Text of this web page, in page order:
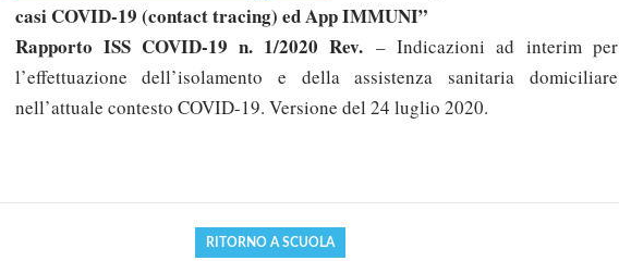
casi COVID-19 (contact tracing) ed App IMMUNI”
Rapporto ISS COVID-19 n. 1/2020 Rev. – Indicazioni ad interim per
l’effettuazione dell’isolamento e della assistenza sanitaria domiciliare
nell’attuale contesto COVID-19. Versione del 24 luglio 2020.
RITORNO A SCUOLA
Solo gli utenti registrati possono commentare!